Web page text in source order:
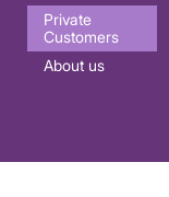
Основная
навигация
Private
Customers
About us